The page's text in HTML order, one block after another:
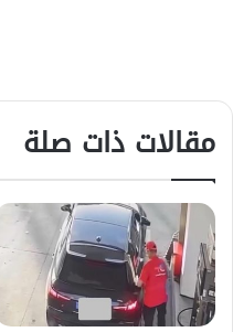
مقالات ذات صلة